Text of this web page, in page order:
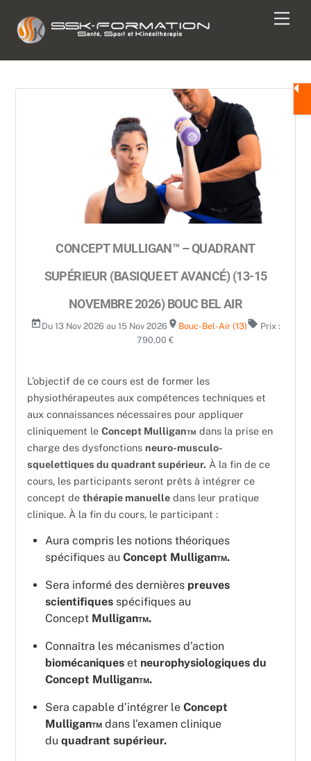
content
CONCEPT MULLIGAN™ – QUADRANT
SUPÉRIEUR (BASIQUE ET AVANCÉ) (13-15
NOVEMBRE 2026) BOUC BEL AIR
today Du 13 Nov 2026 au 15 Nov 2026 room Bouc-Bel-Air (13)local_offer Prix :
790,00 €
L’objectif de ce cours est de former les
physiothérapeutes aux compétences techniques et
aux connaissances nécessaires pour appliquer
cliniquement leConcept Mulligan™ dans la prise en
charge des dysfonctions neuro-musculo-
squelettiques du quadrant supérieur. À la fin de ce
cours, les participants seront prêts à intégrer ce
concept dethérapie manuelle dans leur pratique
clinique. À la fin du cours, le participant :
Aura compris les notions théoriques
spécifiques au Concept Mulligan™.
Sera informé des dernières preuves
scientifiques spécifiques au
Concept Mulligan™.
Connaîtra les mécanismes d’action
biomécaniques et neurophysiologiques du
Concept Mulligan™.
Sera capable d’intégrer le Concept
Mulligan™ dans l’examen clinique
du quadrant supérieur.